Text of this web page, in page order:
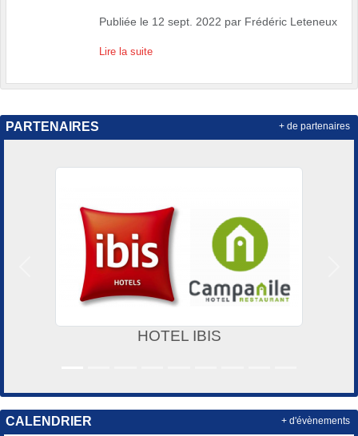
Publiée le 12 sept. 2022 par Frédéric Leteneux
Lire la suite
PARTENAIRES
HOTEL IBIS
+ de partenaires
CALENDRIER + d'évènements